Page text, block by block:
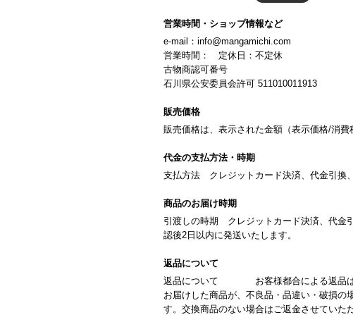
営業時間・ショップ情報など
e-mail： info@mangamichi.com
営業時間： 定休日：不定休
古物商認可番号
石川県公安委員会許可 511010011913
販売価格
販売価格は、表示された金額（表示価格/消費
代金の支払方法・時期
支払方法 クレジットカード決済、代金引換
商品のお届け時期
引渡しの時期 クレジットカード決済、代金
認後2日以内に発送いたします。
返品について
返品について お客様都合による返品は
お届けした商品が、不良品・品違い・破損の
す。交換商品のない場合はご返金させていた